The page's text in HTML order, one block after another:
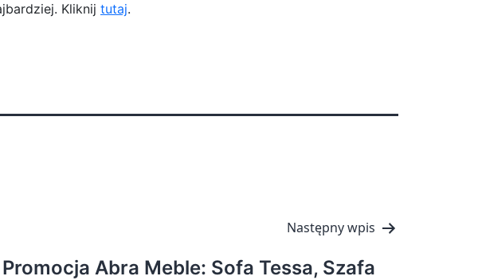
Kliknij tutaj.
Następny wpis
Promocja Abra Meble: Sofa Tessa, Szafa